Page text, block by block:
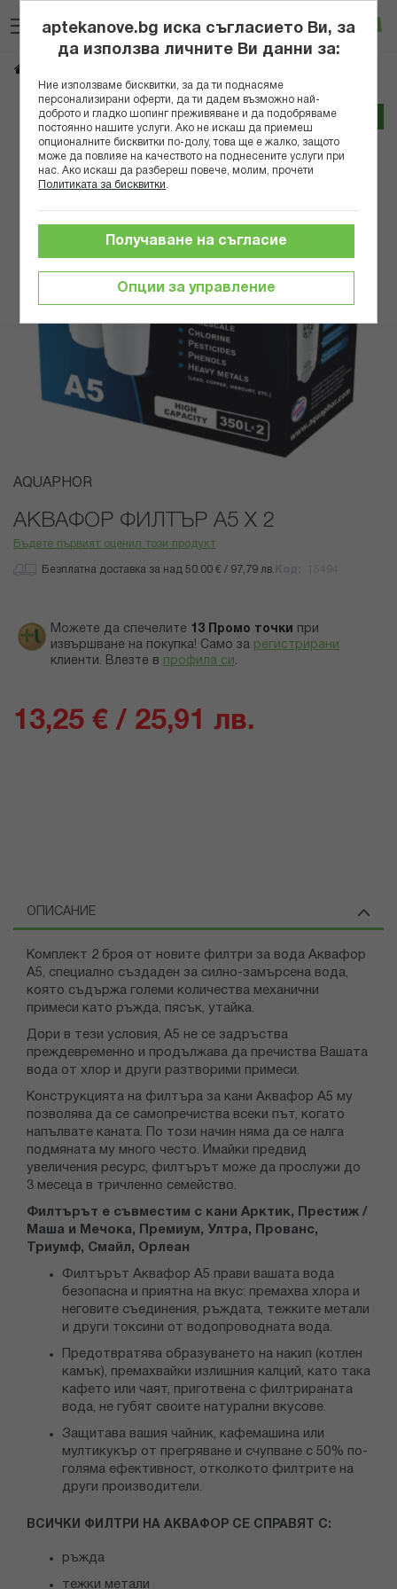
към
съдържанието
Вход
Трайно ниска цена онлайн
Преминете
края
галерията
Преминете
началото
AQUAPHOR
АКВАФОР ФИЛТЪР А5 Х 2
Бъдете първият оценил този продукт
Безплатна доставка за над 50.00 € / 97,79 лв.
Можете да спечелите 13 Промо точки
при
извършване на покупка! Само за регистрирани
клиенти. Влезте в профила си .
13,25 € / 25,91 лв.
ОПИСАНИЕ
Комплект 2 броя от новите филтри за вода Аквафор
А5, специално създаден за силно-замърсена вода,
която съдържа големи количества механични
примеси като ръжда, пясък, утайка.
Дори в тези условия, А5 не се задръства
преждевременно и продължава да пречиства Вашата
вода от хлор и други разтворими примеси.
Конструкцията на филтъра за кани Аквафор А5 му
позволява да се самопречиства всеки път, когато
напълвате каната. По този начин няма да се налга
подмяната му много често. Имайки предвид
увеличения ресурс, филтърът може да прослужи до
3 месеца в тричленно семейство.
Филтърът е съвместим с кани Арктик, Престиж /
Маша и Мечока, Премиум, Ултра, Прованс,
Триумф, Смайл, Орлеан
Филтърът Аквафор А5 прави вашата вода
безопасна и приятна на вкус: премахва хлора и
неговите съединения, ръждата, тежките метали
и други токсини от водопроводната вода.
Предотвратява образуването на накип (котлен
камък), премахвайки излишния калций, като така
кафето или чаят, приготвена с филтрираната
вода, не губят своите натурални вкусове.
Защитава вашия чайник, кафемашина или
мултикукър от прегряване и счупване с 50% по-
голяма ефективност, отколкото филтрите на
други производители.
ВСИЧКИ ФИЛТРИ НА АКВАФОР СЕ СПРАВЯТ С:
ръжда
тежки метали
aptekanove.bg иска съгласието Ви, за
да използва личните Ви данни за:
Ние използваме бисквитки, за да ти поднасяме
персонализирани оферти, да ти дадем възможно най-
доброто и гладко шопинг преживяване и да подобряваме
постоянно нашите услуги. Ако не искаш да приемеш
опционалните бисквитки по-долу, това ще е жалко, защото
може да повлияе на качеството на поднесените услуги при
нас. Ако искаш да разбереш повече, молим, прочети
Политиката за бисквитки
Опции за управление
Получаване на съгласие